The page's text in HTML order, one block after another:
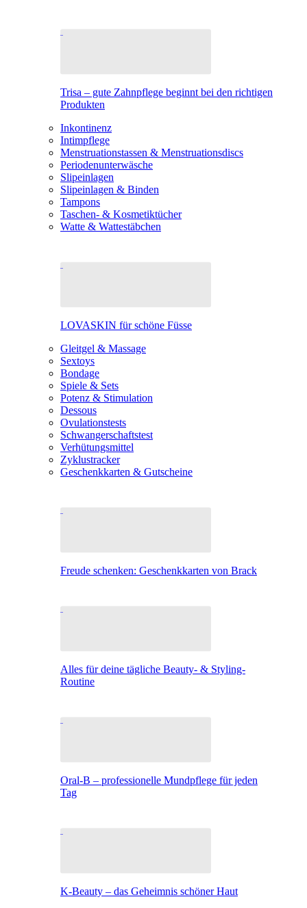
Trisa – gute Zahnpflege beginnt bei den richtigen
Produkten
Inkontinenz
Intimpflege
Menstruationstassen & Menstruationsdiscs
Periodenunterwäsche
Slipeinlagen
Slipeinlagen & Binden
Tampons
Taschen- & Kosmetiktücher
Watte & Wattestäbchen
LOVASKIN für schöne Füsse
Gleitgel & Massage
Sextoys
Bondage
Spiele & Sets
Potenz & Stimulation
Dessous
Ovulationstests
Schwangerschaftstest
Verhütungsmittel
Zyklustracker
Geschenkkarten & Gutscheine
Freude schenken: Geschenkkarten von Brack
Alles für deine tägliche Beauty- & Styling-
Routine
Oral-B – professionelle Mundpflege für jeden
Tag
K-Beauty – das Geheimnis schöner Haut